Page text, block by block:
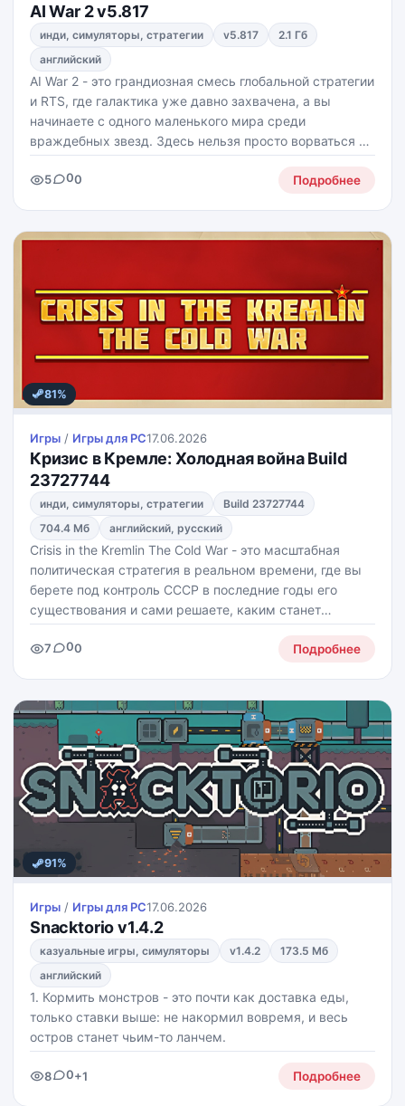
AI War 2 v5.817
инди, симуляторы, стратегии v5.817
2.1 Гб
английский
AI War 2 - это грандиозная смесь глобальной стратегии
и RTS, где галактика уже давно захвачена, а вы
начинаете с одного маленького мира среди
враждебных звезд. Здесь нельзя просто ворваться с
криком "за мной, орлы!" - лучше тихо расширяться, не
привлекая лишнего внимания, строить империю
5 00 Подробнее
81%
Игры / Игры для PС17.06.2026
Кризис в Кремле: Холодная война Build
23727744
инди, симуляторы, стратегии
Build 23727744
704.4 Мб
английский, русский
Crisis in the Kremlin The Cold War - это масштабная
политическая стратегия в реальном времени, где вы
берете под контроль СССР в последние годы его
существования и сами решаете, каким станет
будущее сверхдержавы. Вам предстоит управлять
экономикой, внешней политикой, внутренними
7 00 Подробнее
91%
Игры / Игры для PС17.06.2026
Snacktorio v1.4.2
казуальные игры, симуляторы v1.4.2
173.5 Мб
английский
1. Кормить монстров - это почти как доставка еды,
только ставки выше: не накормил вовремя, и весь
остров станет чьим-то ланчем.
8 0+1 Подробнее